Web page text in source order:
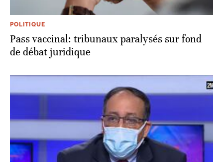
POLITIQUE
Pass vaccinal: tribunaux paralysés sur fond
de débat juridique